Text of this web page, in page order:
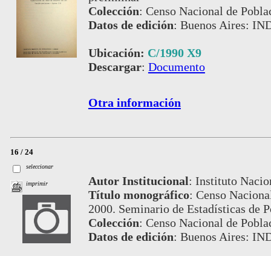
Colección: Censo Nacional de
Datos de edición: Buenos Aires:
Ubicación: C/1990 X9
Descargar: Documento
Otra información
16 / 24
seleccionar
imprimir Autor Institucional: Instituto
Título monográfico: Censo
2000. Seminario de Estadísticas de
Colección: Censo Nacional de
Datos de edición: Buenos Aires: